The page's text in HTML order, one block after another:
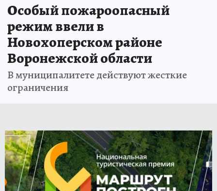
Особый пожароопасный
режим ввели в
Новохоперском районе
Воронежской области
В муниципалитете действуют жесткие
ограничения